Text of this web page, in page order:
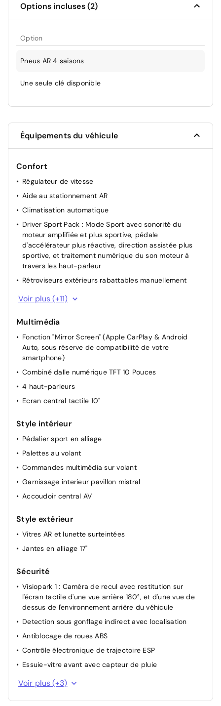
Options incluses (2)
Option
Pneus AR 4 saisons
Une seule clé disponible
Équipements du véhicule
Confort
Régulateur de vitesse
Aide au stationnement AR
Climatisation automatique
Driver Sport Pack : Mode Sport avec sonorité du
moteur amplifiée et plus sportive, pédale
d'accélérateur plus réactive, direction assistée plus
sportive, et traitement numérique du son moteur à
travers les haut-parleur
Rétroviseurs extérieurs rabattables manuellement
Rétroviseurs extérieurs chauffants électriques
Siège passager réglable en hauteur
Siège conducteur avec réglage manuel en hauteur
Pochettes de rangement à l'AR des sièges AV
Commutation automatique des feux de route / feux de
croisement
Projecteurs réglables manuellement
Siège passager à réglage mécanique
Voir plus (+11)
Multimédia
Fonction "Mirror Screen" (Apple CarPlay & Android
Auto, sous réserve de compatibilité de votre
smartphone)
Combiné dalle numérique TFT 10 Pouces
4 haut-parleurs
Ecran central tactile 10"
Style intérieur
Pédalier sport en alliage
Palettes au volant
Commandes multimédia sur volant
Garnissage interieur pavillon mistral
Accoudoir central AV
Style extérieur
Vitres AR et lunette surteintées
Jantes en alliage 17"
Sécurité
Visiopark 1 : Caméra de recul avec restitution sur
l'écran tactile d'une vue arrière 180°, et d'une vue de
dessus de l'environnement arrière du véhicule
Detection sous gonflage indirect avec localisation
Antiblocage de roues ABS
Contrôle électronique de trajectoire ESP
Essuie-vitre avant avec capteur de pluie
Sécurité enfant à l'arrière manuel
Voir plus (+3)